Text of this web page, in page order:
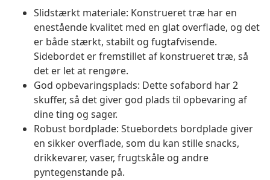
Slidstærkt materiale: Konstrueret træ har en
enestående kvalitet med en glat overflade, og det
er både stærkt, stabilt og fugtafvisende.
Sidebordet er fremstillet af konstrueret træ, så
det er let at rengøre.
God opbevaringsplads: Dette sofabord har 2
skuffer, så det giver god plads til opbevaring af
dine ting og sager.
Robust bordplade: Stuebordets bordplade giver
en sikker overflade, som du kan stille snacks,
drikkevarer, vaser, frugtskåle og andre
pyntegenstande på.